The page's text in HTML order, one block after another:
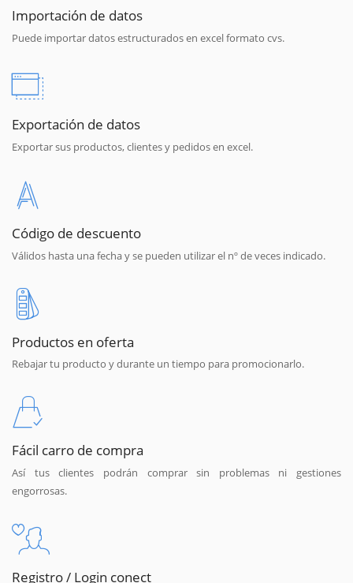
Importación de datos
Puede importar datos estructurados en excel formato cvs.
Exportación de datos
Exportar sus productos, clientes y pedidos en excel.
Código de descuento
Válidos hasta una fecha y se pueden utilizar el nº de veces indicado.
Productos en oferta
Rebajar tu producto y durante un tiempo para promocionarlo.
Fácil carro de compra
Así tus clientes podrán comprar sin problemas ni gestiones
engorrosas.
Registro / Login conect